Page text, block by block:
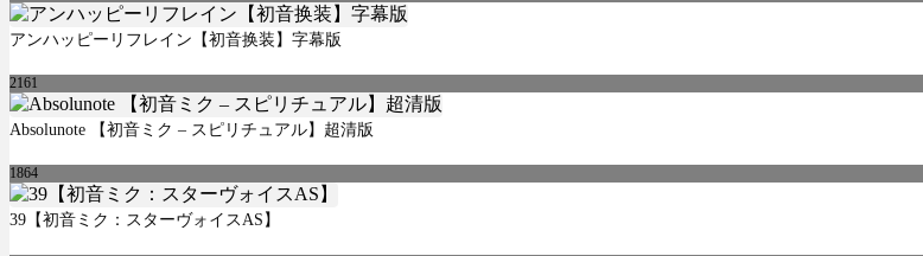
アンハッピーリフレイン【初音换装】字幕版
2161
Absolunote 【初音ミク – スピリチュアル】超清版
1864
39【初音ミク：スターヴォイスAS】